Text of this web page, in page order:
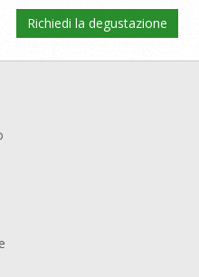
Richiedi la degustazione